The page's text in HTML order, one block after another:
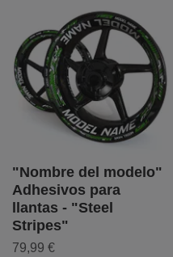
"Nombre del modelo"
Adhesivos para
llantas - "Steel
Stripes"
79,99 €